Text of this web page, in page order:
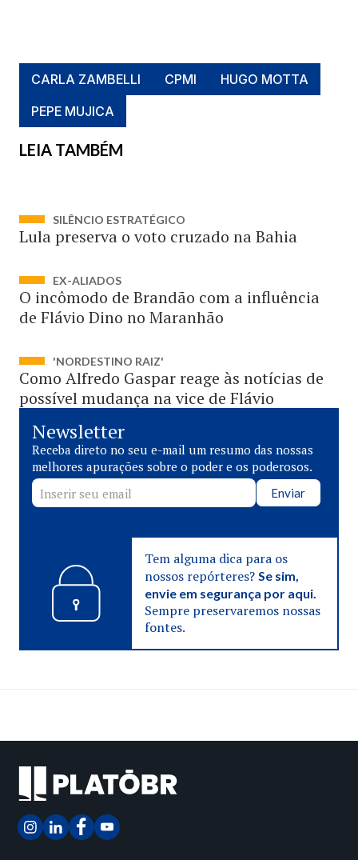
CARLA ZAMBELLI CPMI
HUGO MOTTA
PEPE MUJICA
LEIA TAMBÉM
SILÊNCIO ESTRATÉGICO
Lula preserva o voto cruzado na Bahia
EX-ALIADOS
O incômodo de Brandão com a influência
de Flávio Dino no Maranhão
'NORDESTINO RAIZ'
Como Alfredo Gaspar reage às notícias de
possível mudança na vice de Flávio
Newsletter
Receba direto no seu e-mail um resumo das nossas
melhores apurações sobre o poder e os poderosos.
Enviar
Tem alguma dica para os
nossos repórteres? Se sim,
envie em segurança por aqui.
Sempre preservaremos nossas
fontes.